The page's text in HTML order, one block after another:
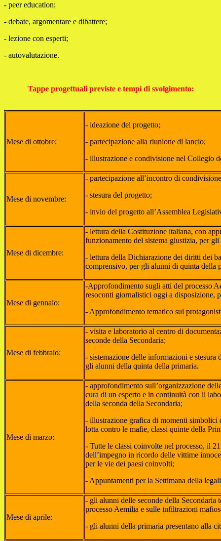
- peer education;
- debate, argomentare e dibattere;
- lezione con esperti;
- autovalutazione.
Tappe progettuali previste e tempi di svolgimento:
Mese di ottobre:
- ideazione del progetto;
- partecipazione alla riunione di lancio;
- illustrazione e condivisione nel Collegio
Mese di novembre:
- partecipazione all’incontro di
- stesura del progetto;
- invio del progetto all’Assemblea
Mese di dicembre:
- lettura della Costituzione italiana, con
funzionamento del sistema giustizia, per
- lettura della Dichiarazione dei diritti dei
comprensivo, per gli alunni di quinta della
Mese di gennaio:
-Approfondimento sugli atti del processo
resoconti giornalistici oggi a disposizione,
- Approfondimento tematico sui
Mese di febbraio:
- visita e laboratorio al centro di
seconde della Secondaria;
- sistemazione delle informazioni e
gli alunni della quinta della primaria.
Mese di marzo:
- approfondimento sull’organizzazione
cura di un esperto e in continuità con il
della seconda della Secondaria;
- illustrazione grafica di momenti simbolici
lotta contro le mafie, classi quinte della
- Tutte le classi coinvolte nel processo, il
dell’impegno in ricordo delle vittime
per le vie dei paesi coinvolti;
- Appuntamenti per la Settimana della
Mese di aprile:
- gli alunni delle seconde della Secondaria
processo Aemilia e sulle infiltrazioni
- gli alunni della primaria presentano alla